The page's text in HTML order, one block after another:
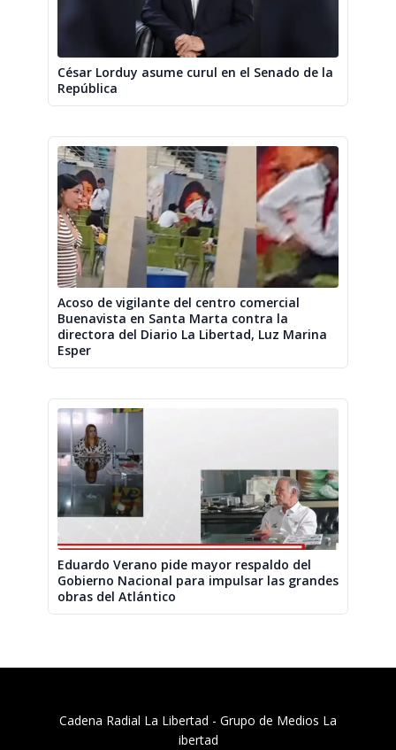
César Lorduy asume curul en el Senado de la
República
Acoso de vigilante del centro comercial
Buenavista en Santa Marta contra la
directora del Diario La Libertad, Luz Marina
Esper
Eduardo Verano pide mayor respaldo del
Gobierno Nacional para impulsar las grandes
obras del Atlántico
Cadena Radial La Libertad​ - Grupo de Medios La
ibertad